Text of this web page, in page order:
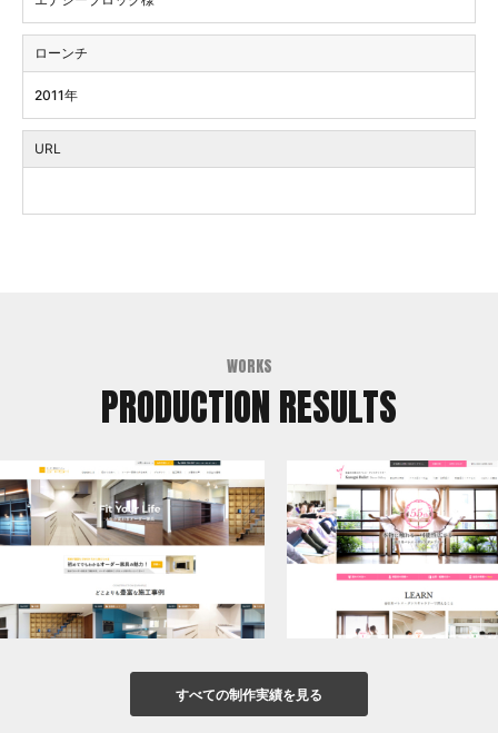
ローンチ
2011年
URL
WORKS
PRODUCTION RESULTS
すべての制作実績を見る